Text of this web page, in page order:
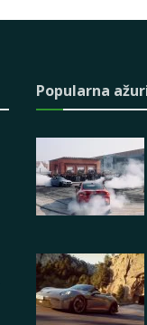
Popularna